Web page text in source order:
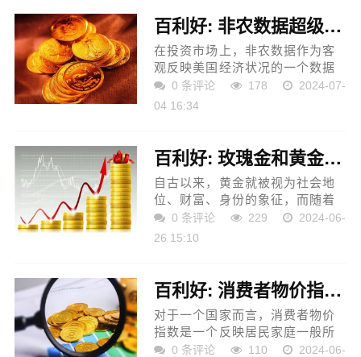
百利好: 非农数据超级周是什么意思？
在投资市场上，非农数据作为客
观反映美国经济状况的一个数据
指标，是广大投资者关注的重要
数据，也是他们做单交易的依
0 条评论 178
2024-07-
04 16:34
百利好: 玫瑰金和黄金有什么区别？
自古以来，黄金就被视为社会地
位、财富、身份的象征，而随着
社会的发展，人们将黄金加工成
了金条、首饰等，其中，玫瑰金
0 条评论 229
2024-06-
26 15:10
百利好: 消费者物价指数与美元、黄金之间有什么关系？
对于一个国家而言，消费者物价
指数是一个反映居民家庭一般所
购买的消费价格水平变动情况的
0 条评论 110
2024-06-